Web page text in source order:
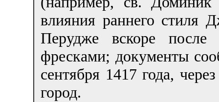
влияния раннего стиля
Перудже вскоре
фресками; документы
сентября 1417 года,
город.